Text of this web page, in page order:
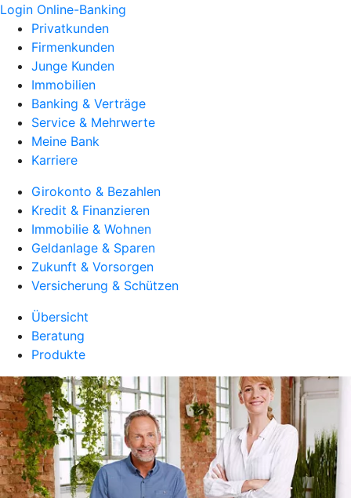
Login Online-Banking
Privatkunden
Firmenkunden
Junge Kunden
Immobilien
Banking & Verträge
Service & Mehrwerte
Meine Bank
Karriere
Girokonto & Bezahlen
Kredit & Finanzieren
Immobilie & Wohnen
Geldanlage & Sparen
Zukunft & Vorsorgen
Versicherung & Schützen
Übersicht
Beratung
Produkte